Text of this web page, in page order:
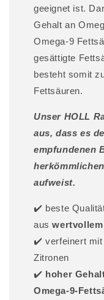
geeignet ist.
Gehalt an
Omega-9
gesättigte
besteht somit
Fettsäuren.
Unser HOLL
aus, dass es
empfundenen
aufweist.
✔️ beste
aus
✔️ verfeinert mit
Zitronen
✔️ hoher
Omega-9-